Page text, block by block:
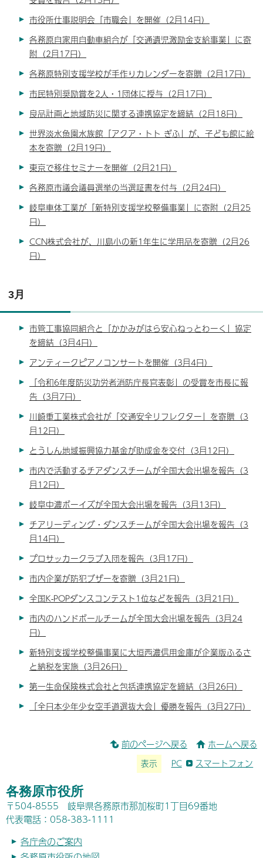
市役所仕事説明会「市職会」を開催（2月14日）
各務原自家用自動車組合が「交通遺児激励金支給事業」に寄
附（2月17日）
各務原特別支援学校が手作りカレンダーを寄贈（2月17日）
市民特別奨励賞を2人・1団体に授与（2月17日）
良品計画と地域防災に関する連携協定を締結（2月18日）
世界淡水魚園水族館「アクア・トト ぎふ」が、子ども館に絵
本を寄贈（2月19日）
東京で移住セミナーを開催（2月21日）
各務原市議会議員選挙の当選証書を付与（2月24日）
岐阜車体工業が「新特別支援学校整備事業」に寄附（2月25
日）
CCN株式会社が、川島小の新1年生に学用品を寄贈（2月26
日）
3月
市管工事協同組合と「かかみがはら安心ねっとわーく」協定
を締結（3月4日）
アンティークピアノコンサートを開催（3月4日）
「令和6年度防災功労者消防庁長官表彰」の受賞を市長に報
告（3月7日）
川崎重工業株式会社が「交通安全リフレクター」を寄贈（3
月12日）
とうしん地域振興協力基金が助成金を交付（3月12日）
市内で活動するチアダンスチームが全国大会出場を報告（3
月12日）
岐阜中濃ボーイズが全国大会出場を報告（3月13日）
チアリーディング・ダンスチームが全国大会出場を報告（3
月14日）
プロサッカークラブ入団を報告（3月17日）
市内企業が防犯ブザーを寄贈（3月21日）
全国K-POPダンスコンテスト1位などを報告（3月21日）
市内のハンドボールチームが全国大会出場を報告（3月24
日）
新特別支援学校整備事業に大垣西濃信用金庫が企業版ふるさ
と納税を実施（3月26日）
第一生命保険株式会社と包括連携協定を締結（3月26日）
「全日本少年少女空手道選抜大会」優勝を報告（3月27日）
前のページへ戻る ホームへ戻る
表示 PC スマートフォン
各務原市役所
〒504-8555 岐阜県各務原市那加桜町1丁目69番地
代表電話：058-383-1111
各庁舎のご案内